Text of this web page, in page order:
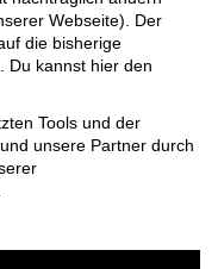
Webseite). Der
die bisherige
Du kannst hier den
Tools und der
unsere Partner durch